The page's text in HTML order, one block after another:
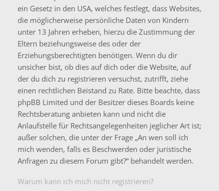
ein Gesetz in den USA, welches festlegt, dass Websites,
die möglicherweise persönliche Daten von Kindern
unter 13 Jahren erheben, hierzu die Zustimmung der
Eltern beziehungsweise des oder der
Erziehungsberechtigten benötigen. Wenn du dir
unsicher bist, ob dies auf dich oder die Website, auf
der du dich zu registrieren versuchst, zutrifft, ziehe
einen rechtlichen Beistand zu Rate. Bitte beachte, dass
phpBB Limited und der Besitzer dieses Boards keine
Rechtsberatung anbieten kann und nicht die
Anlaufstelle für Rechtsangelegenheiten jeglicher Art ist;
außer solchen, die unter der Frage „An wen soll ich
mich wenden, falls es Beschwerden oder juristische
Anfragen zu diesem Forum gibt?“ behandelt werden.
Warum kann ich mich nicht registrieren?